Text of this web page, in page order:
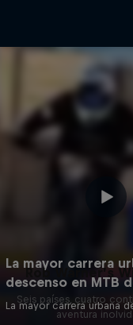
Rob Warner’s
Seis países, cuatro
aventura